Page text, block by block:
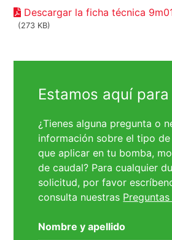
Descargar la ficha técnica
(273 KB)
Estamos aquí
¿Tienes alguna pregunta o
información sobre el tipo
que aplicar en tu bomba,
de caudal? Para cualquier
solicitud, por favor
consulta nuestras
Nombre y apellido